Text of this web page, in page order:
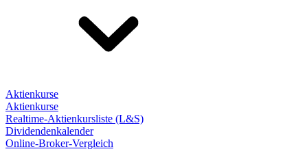
Aktienkurse
Aktienkurse
Realtime-Aktienkursliste (L&S)
Dividendenkalender
Online-Broker-Vergleich